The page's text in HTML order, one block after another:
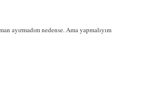
ayırmadım nedense. Ama yapmalıyım